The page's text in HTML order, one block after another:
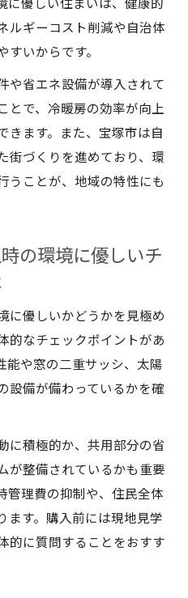
が実現する自然共生の
たエコな生活スタイル
宝塚市中古戸建ての活
住宅ポイント
古マンションが人気の
心できる環境評価の見
重視すべき住みやすさ
建ての安全性と快適性
らすための中古住宅選
住まいづくり
自然共生型住まいの工
に優しい住まいは、健康的
ルギーコスト削減や自治体
いからです。
や省エネ設備が導入されて
とで、冷暖房の効率が向上
きます。また、宝塚市は自
街づくりを進めており、環
うことが、地域の特性にも
の環境に優しいチ
に優しいかどうかを見極め
的なチェックポイントがあ
能や窓の二重サッシ、太陽
設備が備わっているかを確
に積極的か、共用部分の省
が整備されているかも重要
管理費の抑制や、住民全体
ます。購入前には現地見学
的に質問することをおすす